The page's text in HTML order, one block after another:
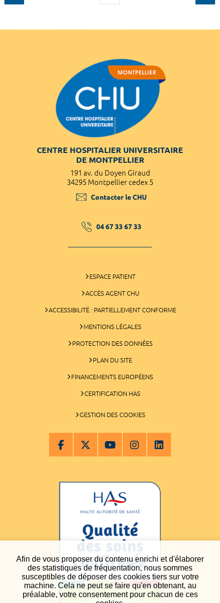
Afin de vous proposer du contenu enrichi et d'élaborer
des statistiques de fréquentation, nous sommes
susceptibles de déposer des cookies tiers sur votre
machine. Cela ne peut se faire qu'en obtenant, au
préalable, votre consentement pour chacun de ces
CENTRE HOSPITALIER UNIVERSITAIRE
DE MONTPELLIER
191 av. du Doyen Giraud
34295 Montpellier cedex 5
Contacter le CHU
04 67 33 67 33
ESPACE PATIENT
ACCÈS AGENT CHU
ACCESSIBILITÉ : PARTIELLEMENT CONFORME
MENTIONS LÉGALES
PROTECTION DES DONNÉES
PLAN DU SITE
FINANCEMENTS EUROPÉENS
CERTIFICATION HAS
GESTION DES COOKIES